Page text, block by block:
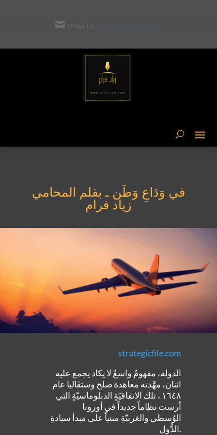
Email Us: ziad-frem@hotmail.com
في وَدَاعِ وَطَن ـ بقلم المحامي
زياد فرام
strategicfile.com
الدولة، مفهومٌ واسعٌ لا يكاد يجمع عليه
اثنان، مهَّدته معاهدة صلح وستڤاليا عام
١٦٤٨ ، تلك الاتفاقيّةٍ الدبلوماسيّةٍ التي
أرست نظاماً جديداً في أوروبا
الوُسطى والغربيّةِ مبنياً على مبدأ سيادةِ
الدُّول.